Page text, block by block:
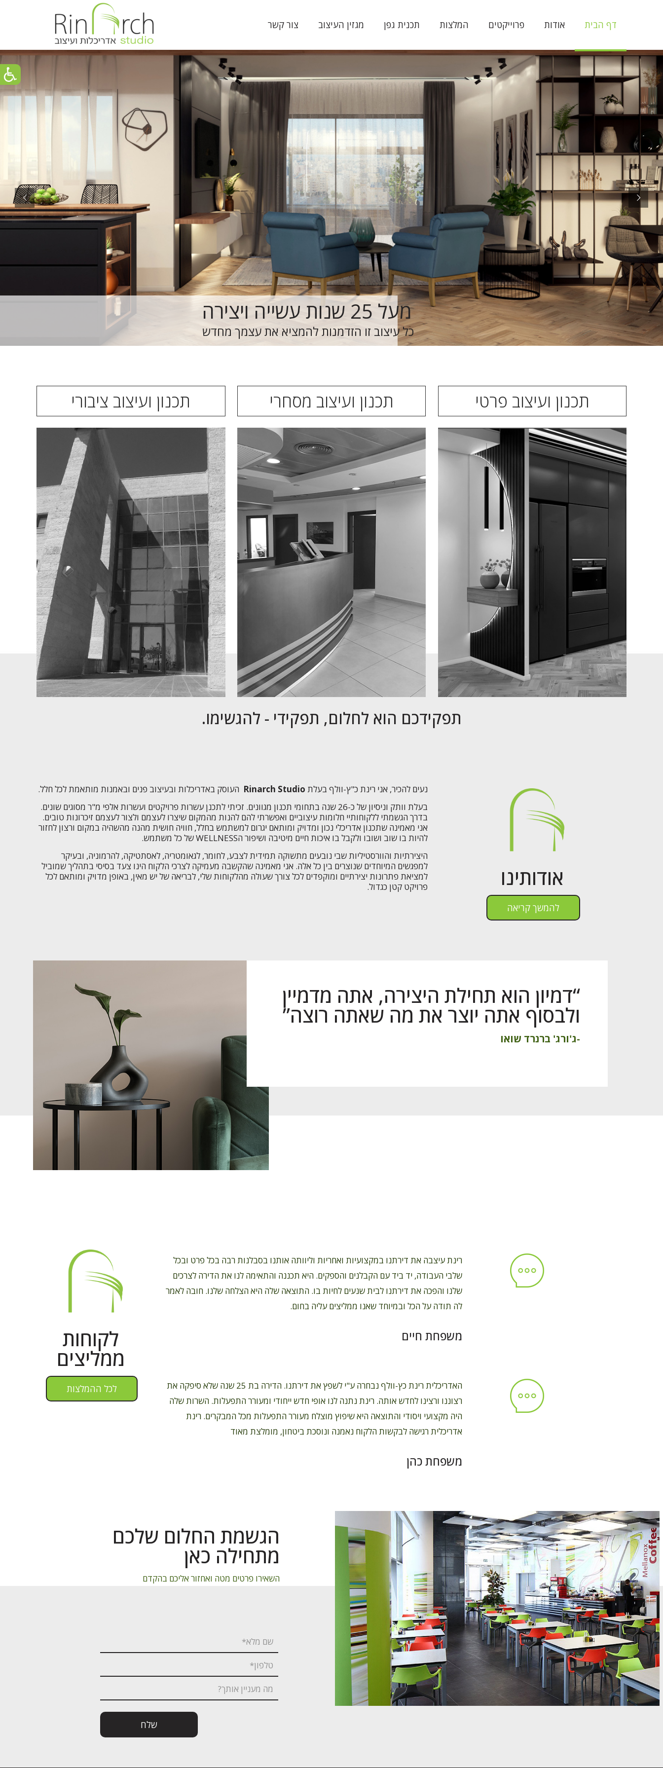
דף הבית אודות פרוייקטים המלצות תכנית גפן מגזין העיצוב צור קשר
כל עיצוב זו הזדמנות להמציא את עצמך מחדש
מעל 25 שנות עשייה ויצירה
תכנון ועיצוב פרטי תכנון ועיצוב מסחרי תכנון ועיצוב ציבורי
תפקידכם הוא לחלום, תפקידי - להגשימו.
אודותינו
להמשך קריאה
נעים להכיר, אני רינת כ"ץ-וולף בעלת Rinarch Studio העוסק באדריכלות ובעיצוב פנים ובאמנות מותאמת לכל חלל.
בעלת וותק וניסיון של כ-26 שנה בתחומי תכנון מגוונים. זכיתי לתכנן עשרות פרויקטים ועשרות אלפי מ"ר מסוגים שונים.
בדרך הגשמתי ללקוחותיי חלומות עיצוביים ואפשרתי להם להנות מהמקום שיצרו לעצמם ולצור לעצמם זיכרונות טובים.
אני מאמינה שתכנון אדריכלי נכון ומדויק ומותאם יגרום למשתמש בחלל, חוויה חושית מהנה מהשהיה במקום ורצון לחזור
להיות בו שוב ושובו ולקבל בו איכות חיים מיטיבה ושיפור הWELLNESS של כל משתמש.
היצירתיות והוורסטיליות שבי נובעים מתשוקה תמידית לצבע, לחומר, לגאומטריה, לאסתטיקה, להרמוניה, ובעיקר
למפגשים המיוחדים שנוצרים בין כל אלה. אני מאמינה שהקשבה מעמיקה לצרכי הלקוח הינו צעד בסיסי בתהליך שמוביל
למציאת פתרונות יצירתיים ומוקפדים לכל צורך שעולה מהלקוחות שלי, לבריאה של יש מאין, באופן מדויק ומותאם לכל
פרויקט קטן כגדול.
“דמיון הוא תחילת היצירה, אתה מדמיין
ולבסוף אתה יוצר את מה שאתה רוצה”
-ג'ורג' ברנרד שואו
לקוחות
ממליצים
לכל ההמלצות
רינת עיצבה את דירתנו במקצועיות ואחריות וליוותה אותנו בסבלנות רבה בכל פרט ובכל
שלבי העבודה, יד ביד עם הקבלנים והספקים. היא תכננה והתאימה לנו את הדירה לצרכים
שלנו והפכה את דירתנו לבית שנעים לחיות בו. התוצאה שלה היא הצלחה שלנו. חובה לאמר
לה תודה על הכל ובמיוחד שאנו ממליצים עליה בחום.
משפחת חיים
האדריכלית רינת כץ-וולף נבחרה ע"י לשפץ את דירתנו. הדירה בת 25 שנה שלא סיפקה את
רצוננו ורצינו לחדש אותה. רינת נתנה לנו אופי חדש ייחודי ומעורר התפעלות. השרות שלה
היה מקצועי ויסודי והתוצאה היא שיפוץ מוצלח מעורר התפעלות מכל המבקרים. רינת
אדריכלית רגישה לבקשות הלקוח נאמנה ונוסכת ביטחון, מומלצת מאוד
משפחת כהן
הגשמת החלום שלכם
מתחילה כאן
השאירו פרטים מטה ואחזור אליכם בהקדם